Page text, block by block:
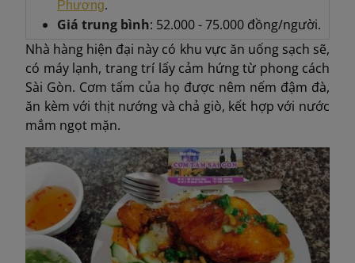
Phương.
Giá trung bình: 52.000 - 75.000 đồng/người.
Nhà hàng hiện đại này có khu vực ăn uống sạch sẽ,
có máy lạnh, trang trí lấy cảm hứng từ phong cách
Sài Gòn. Cơm tấm của họ được nêm nếm đậm đà,
ăn kèm với thịt nướng và chả giò, kết hợp với nước
mắm ngọt mặn.